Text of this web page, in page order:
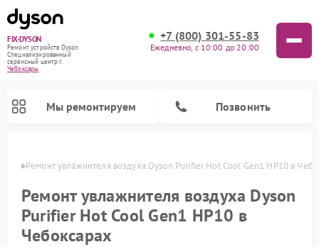
FIX-DYSON
Ремонт устройств Dyson
Специализированный
cервисный центр г.
Чебоксары
+7 (800) 301-55-83
Ежедневно, с 10:00 до 20:00
Мы ремонтируем Позвонить
Ремонт увлажнителя воздуха Dyson Purifier Hot Cool Gen1 HP10 в
Ремонт увлажнителя воздуха Dyson
Purifier Hot Cool Gen1 HP10 в
Чебоксарах